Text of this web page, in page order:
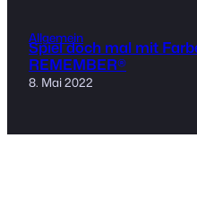
Allgemein
Spiel doch mal mit
REMEMBER®
8. Mai 2022